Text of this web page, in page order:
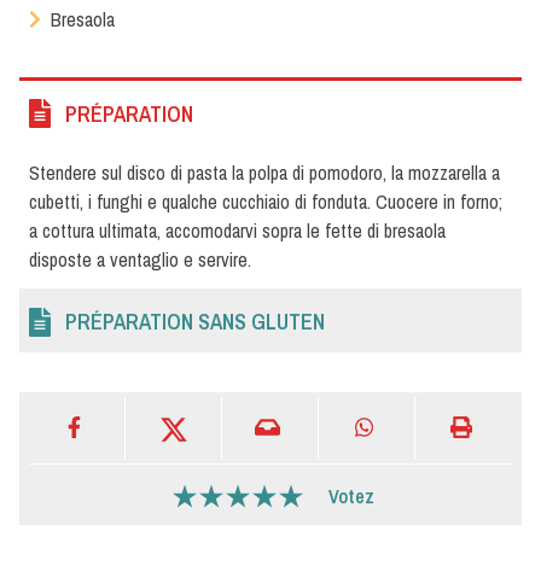
Bresaola
PRÉPARATION
Stendere sul disco di pasta la polpa di pomodoro, la mozzarella a
cubetti, i funghi e qualche cucchiaio di fonduta. Cuocere in forno;
a cottura ultimata, accomodarvi sopra le fette di bresaola
disposte a ventaglio e servire.
PRÉPARATION SANS GLUTEN
Votez